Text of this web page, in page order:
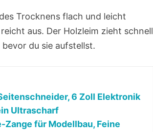
Trocknens flach und leicht
aus. Der Holzleim zieht schnell
du sie aufstellst.
6 Zoll Elektronik
Ultrascharf
für Modellbau, Feine